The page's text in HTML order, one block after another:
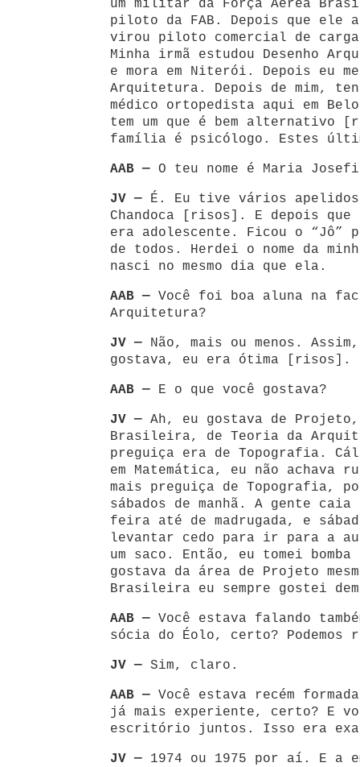
um militar da Força Aérea
piloto da FAB. Depois que ele
virou piloto comercial de carga
Minha irmã estudou Desenho
e mora em Niterói. Depois eu
Arquitetura. Depois de mim,
médico ortopedista aqui em
tem um que é bem alternativo
família é psicólogo. Estes
AAB — O teu nome é Maria
JV — É. Eu tive vários
Chandoca [risos]. E depois que
era adolescente. Ficou o “Jô”
de todos. Herdei o nome da
nasci no mesmo dia que ela.
AAB — Você foi boa aluna na
Arquitetura?
JV — Não, mais ou menos.
gostava, eu era ótima [risos].
AAB — E o que você gostava?
JV — Ah, eu gostava de
Brasileira, de Teoria da
preguiça era de Topografia.
em Matemática, eu não achava
mais preguiça de Topografia,
sábados de manhã. A gente
feira até de madrugada, e
levantar cedo para ir para a
um saco. Então, eu tomei
gostava da área de Projeto
Brasileira eu sempre gostei
AAB — Você estava falando
sócia do Éolo, certo? Podemos
JV — Sim, claro.
AAB — Você estava recém
já mais experiente, certo? E
escritório juntos. Isso era
JV — 1974 ou 1975 por aí. E a